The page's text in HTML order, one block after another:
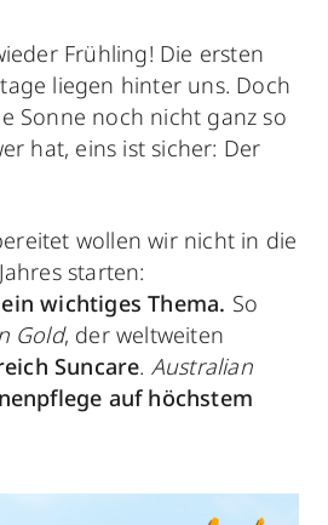
Frühling! Die ersten
liegen hinter uns. Doch
Sonne noch nicht ganz so
hat, eins ist sicher: Der
wollen wir nicht in die
starten:
wichtiges Thema. So
Gold, der weltweiten
Suncare. Australian
auf höchstem